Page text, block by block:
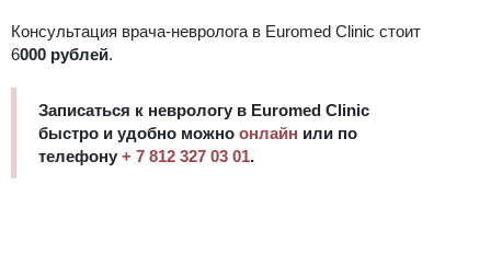
Консультация врача-невролога в Euromed Clinic стоит
6000 рублей.
Записаться к неврологу в Euromed Clinic
быстро и удобно можно онлайн или по
телефону + 7 812 327 03 01.